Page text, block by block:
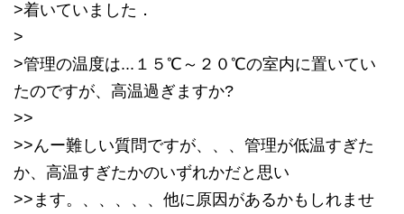
>着いていました．
>
>管理の温度は...１５℃～２０℃の室内に置いてい
たのですが、高温過ぎますか?
>>
>>んー難しい質問ですが、、、管理が低温すぎた
か、高温すぎたかのいずれかだと思い
>>ます。、、、、、他に原因があるかもしれませ